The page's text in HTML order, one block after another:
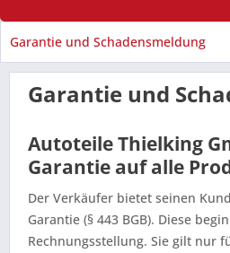
Garantie und Schadensmeldung
Garantie und
Autoteile Thielking
Garantie auf alle
Der Verkäufer bietet seinen
Garantie (§ 443 BGB). Diese
Rechnungsstellung. Sie gilt nur